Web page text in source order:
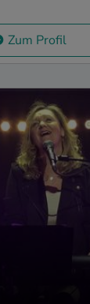
Zum Profil